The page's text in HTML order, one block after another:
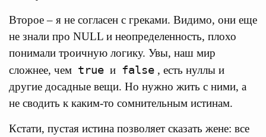
Второе – я не согласен с греками. Видимо, они еще
не знали про NULL и неопределенность, плохо
понимали троичную логику. Увы, наш мир
сложнее, чем true и false , есть нуллы и
другие досадные вещи. Но нужно жить с ними, а
не сводить к каким-то сомнительным истинам.
Кстати, пустая истина позволяет сказать жене: все